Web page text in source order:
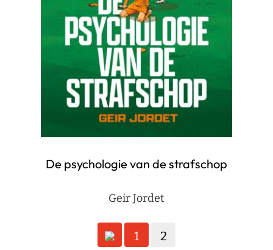
De psychologie van de strafschop
Geir Jordet
1 2